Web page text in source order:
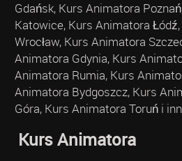
Gdańsk, Kurs Animatora
Katowice, Kurs Animatora
Wrocław, Kurs Animatora
Animatora Gdynia, Kurs
Animatora Rumia, Kurs
Animatora Bydgoszcz, Kurs
Góra, Kurs Animatora Toruń i
Kurs Animatora